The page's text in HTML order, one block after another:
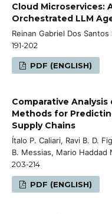
Cloud Microservices:
Orchestrated LLM
Reinan Gabriel Dos
191-202
PDF (ENGLISH)
Comparative
Methods for
Supply Chains
Ítalo P. Caliari, Ravi B. D.
B. Messias, Mario Haddad
203-214
PDF (ENGLISH)